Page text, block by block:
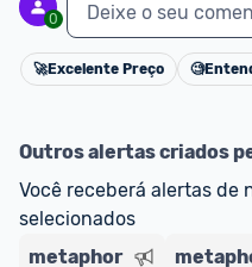
0 Deixe o seu
🚀Excelente Preço 🧐
Outros alertas criados
Você receberá alertas de
selecionados
metaphor